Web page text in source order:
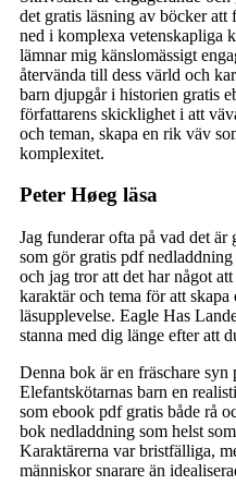
det gratis läsning av böcker
ned i komplexa vetenskapliga
lämnar mig känslomässigt
återvända till dess värld och
barn djupgår i historien gratis
författarens skicklighet i att
och teman, skapa en rik väv
komplexitet.
Peter Høeg läsa
Jag funderar ofta på vad det
som gör gratis pdf
och jag tror att det har något
karaktär och tema för att
läsupplevelse. Eagle Has
stanna med dig länge efter att
Denna bok är en fräschare syn
Elefantskötarnas barn en
som ebook pdf gratis både rå
bok nedladdning som helst
Karaktärerna var bristfälliga,
människor snarare än